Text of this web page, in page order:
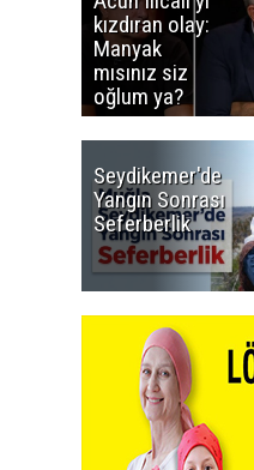
kızdıran olay:
Manyak
mısınız siz
oğlum ya?
Seydikemer'de
Yangın Sonrası
Seferberlik